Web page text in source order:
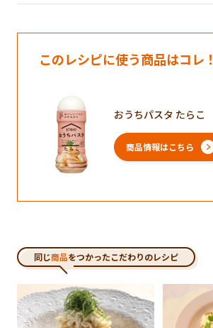
このレシピに使う商品はコレ！
おうちパスタ たらこ
商品情報はこちら
同じ商品をつかったこだわりのレシピ